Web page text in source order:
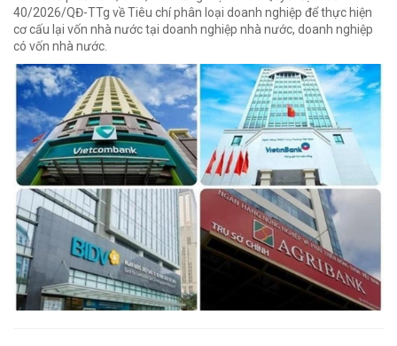
40/2026/QĐ-TTg về Tiêu chí phân loại doanh nghiệp để thực hiện
cơ cấu lại vốn nhà nước tại doanh nghiệp nhà nước, doanh nghiệp
có vốn nhà nước.